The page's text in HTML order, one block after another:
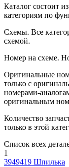
Каталог состоит
категориям по
Схемы. Все
схемой.
Номер на схеме.
Оригинальные
только с
номерами-
оригинальным
Количество
только в этой
Список всех
1
3949419 Шпилька